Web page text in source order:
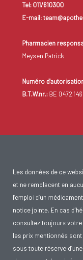
Tel: 011/610300
E-mail:
Pharmacien
Meysen Patrick
Numéro
B.T.W.nr.:BE
Les données de ce
et ne remplacent en
l’emploi d’un
notice jointe. En cas
consultez toujours
les prix mentionnés
sous toute réserve